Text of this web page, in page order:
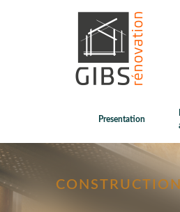
Presentation
CONSTRUCTION